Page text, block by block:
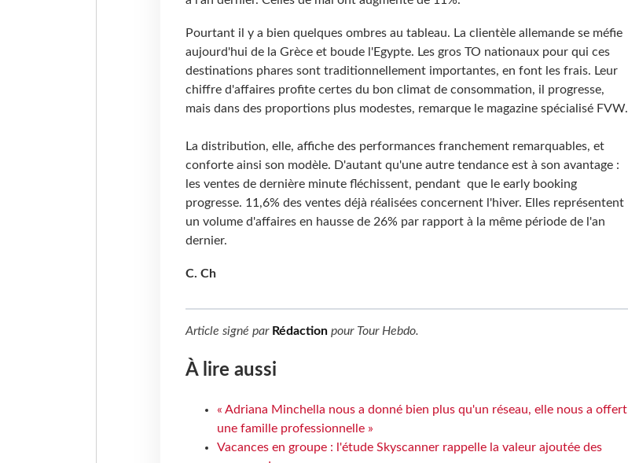
Pourtant il y a bien quelques ombres au tableau. La clientèle allemande se méfie
aujourd'hui de la Grèce et boude l'Egypte. Les gros TO nationaux pour qui ces
destinations phares sont traditionnellement importantes, en font les frais. Leur
chiffre d'affaires profite certes du bon climat de consommation, il progresse,
mais dans des proportions plus modestes, remarque le magazine spécialisé FVW.
La distribution, elle, affiche des performances franchement remarquables, et
conforte ainsi son modèle. D'autant qu'une autre tendance est à son avantage :
les ventes de dernière minute fléchissent, pendant que le early booking
progresse. 11,6% des ventes déjà réalisées concernent l'hiver. Elles représentent
un volume d'affaires en hausse de 26% par rapport à la même période de l'an
dernier.
C. Ch
Article signé par Rédactionpour Tour Hebdo.
À lire aussi
« Adriana Minchella nous a donné bien plus qu'un réseau, elle nous a offert
une famille professionnelle »
Vacances en groupe : l'étude Skyscanner rappelle la valeur ajoutée des